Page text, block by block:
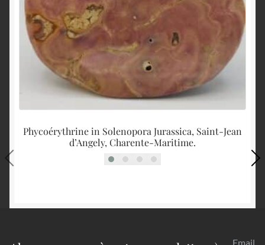
Phycoérythrine in Solenopora Jurassica, Saint-Jean
d’Angely, Charente-Maritime.
Email